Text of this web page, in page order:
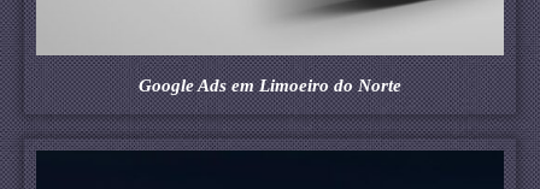
Google Ads em Limoeiro do Norte